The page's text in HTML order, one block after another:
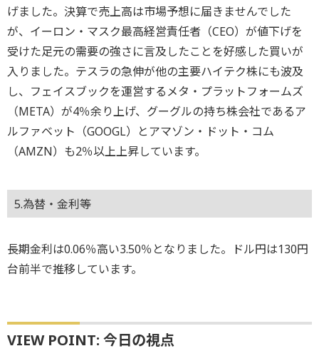
げました。決算で売上高は市場予想に届きませんでした
が、イーロン・マスク最高経営責任者（CEO）が値下げを
受けた足元の需要の強さに言及したことを好感した買いが
入りました。テスラの急伸が他の主要ハイテク株にも波及
し、フェイスブックを運営するメタ・プラットフォームズ
（META）が4％余り上げ、グーグルの持ち株会社であるア
ルファベット（GOOGL）とアマゾン・ドット・コム
（AMZN）も2％以上上昇しています。
5.為替・金利等
長期金利は0.06％高い3.50％となりました。ドル円は130円
台前半で推移しています。
VIEW POINT: 今日の視点